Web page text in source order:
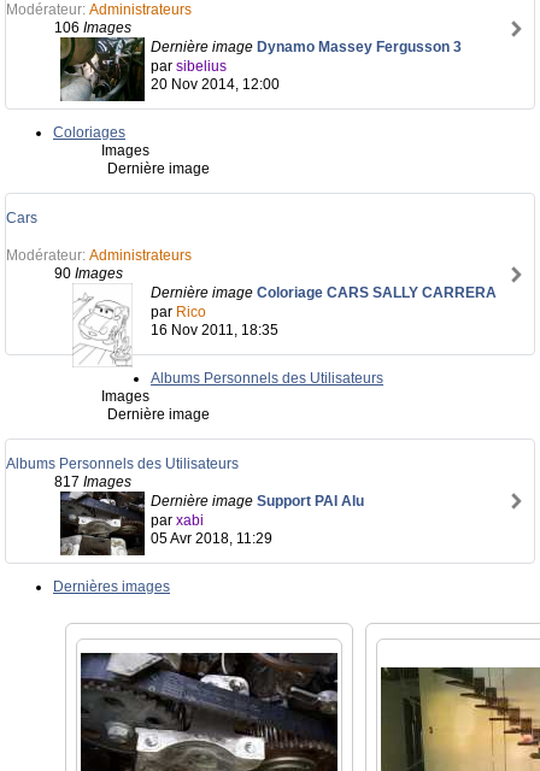
Modérateur: Administrateurs
106 Images
Dernière image Dynamo Massey Fergusson 3
par sibelius
20 Nov 2014, 12:00
Coloriages
Images
Dernière image
Cars
Modérateur: Administrateurs
90 Images
Dernière image Coloriage CARS SALLY CARRERA
par Rico
16 Nov 2011, 18:35
Albums Personnels des Utilisateurs
Images
Dernière image
Albums Personnels des Utilisateurs
817 Images
Dernière image Support PAI Alu
par xabi
05 Avr 2018, 11:29
Dernières images